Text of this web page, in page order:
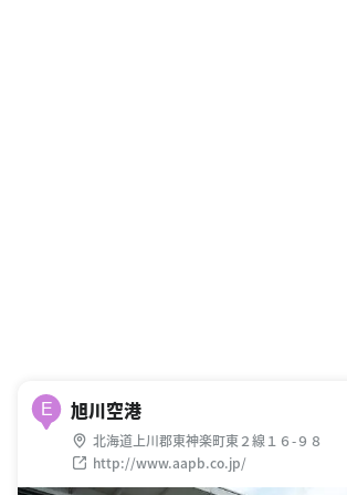
E 旭川空港
北海道上川郡東神楽町東２線１６-９８
http://www.aapb.co.jp/